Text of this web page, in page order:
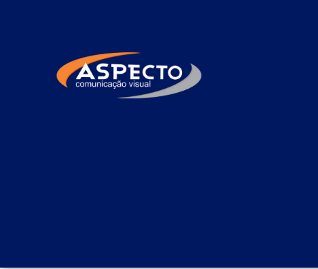
AFachada em ACM no Jardim Aruja
amplamente utilizada em projetos de
excelente acabamento. Composta por
permite a aplicação de diferentes
facilmente a diferentes identidades
Encontre uma empresa